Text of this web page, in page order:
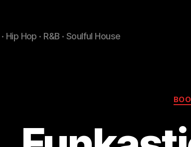
Hip Hop · R&B · Soulful House